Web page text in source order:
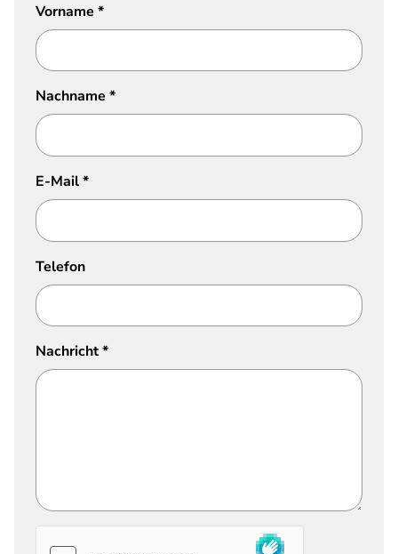
Vorname *
Nachname *
E-Mail*
Telefon
Nachricht*